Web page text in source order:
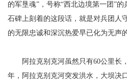
的军垦魂”，号称“西北边境第一团”
石碑上刻着的这段话，就是对兵团人
的无限忠诚和深沉热爱早已化为无声
阿拉克别克河虽然只有60公里长
年，阿拉克别克河突发洪水，大坝决